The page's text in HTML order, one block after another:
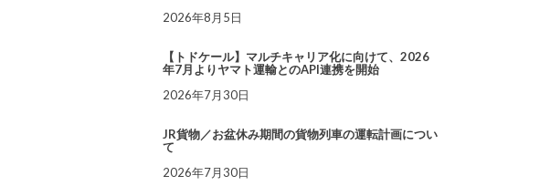
2026年8月5日
【トドケール】マルチキャリア化に向けて、2026
年7月よりヤマト運輸とのAPI連携を開始
2026年7月30日
JR貨物／お盆休み期間の貨物列車の運転計画につい
て
2026年7月30日